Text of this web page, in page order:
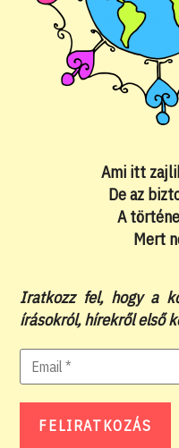
Ami itt
De az
A
Mert
Iratkozz fel, hogy a
írásokról, hírekről első